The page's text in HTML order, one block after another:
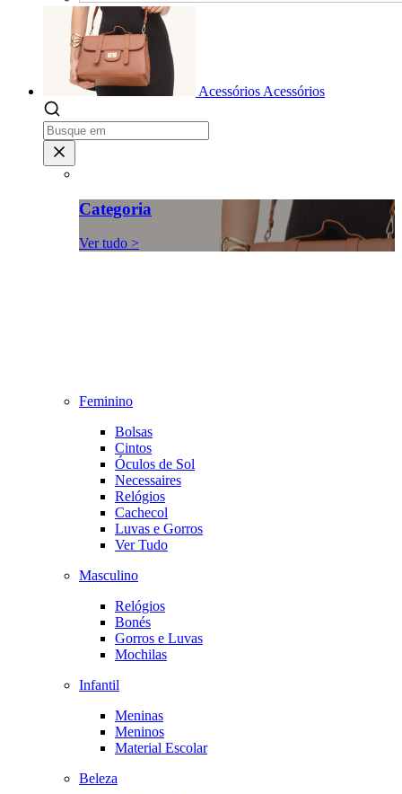
Acessórios Acessórios
Categoria
Ver tudo >
Feminino
Bolsas
Cintos
Óculos de Sol
Necessaires
Relógios
Cachecol
Luvas e Gorros
Ver Tudo
Masculino
Relógios
Bonés
Gorros e Luvas
Mochilas
Infantil
Meninas
Meninos
Material Escolar
Beleza